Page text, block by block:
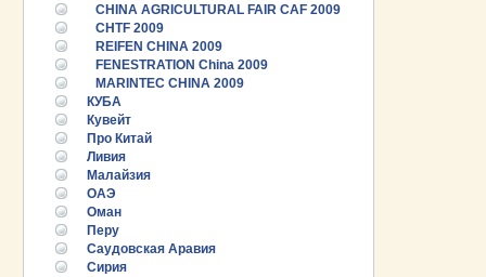
CHINA AGRICULTURAL FAIR CAF 2009
CHTF 2009
REIFEN CHINA 2009
FENESTRATION China 2009
MARINTEC CHINA 2009
КУБА
Кувейт
Про Китай
Ливия
Малайзия
ОАЭ
Оман
Перу
Саудовская Аравия
Сирия